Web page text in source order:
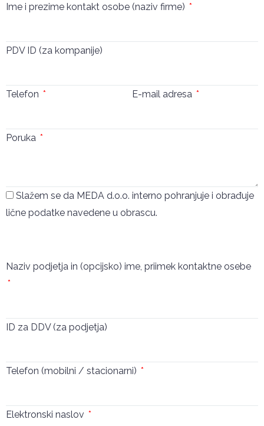
Ime i prezime kontakt osobe (naziv firme)
PDV ID (za kompanije)
Telefon E-mail adresa
Poruka
Slažem se da MEDA d.o.o. interno pohranjuje i obrađuje
lične podatke navedene u obrascu.
Naziv podjetja in (opcijsko) ime, priimek kontaktne osebe
ID za DDV (za podjetja)
Telefon (mobilni / stacionarni)
Elektronski naslov